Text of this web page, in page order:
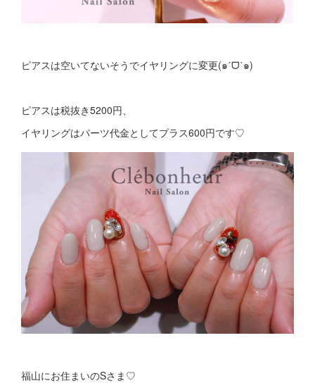
ピアスは空いてないそうでイヤリングに変更(๑ˊᗜˋ๑)
ピアスは税抜き5200円、
イヤリングはパーツ代金としてプラス600円です♡
福山にお住まいのSさま♡